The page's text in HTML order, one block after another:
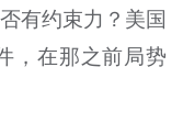
有约束力？美国
，在那之前局势